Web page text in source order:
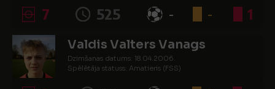
7 525 - - 1
Valdis Valters Vanags
Dzimšanas datums: 18.04.2006.
Spēlētāja statuss: Amatieris (FSS)